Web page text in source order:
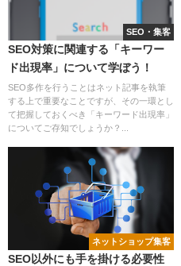
SEO・集客
SEO対策に関連する「キーワー
ド出現率」について学ぼう！
SEO多作を行うことはネット記事を執筆
する上で重要なことですが、その一環とし
て把握しておくべき「キーワード出現率」
についてご存知でしょうか？...
ネットショップ集客
SEO以外にも手を掛ける必要性